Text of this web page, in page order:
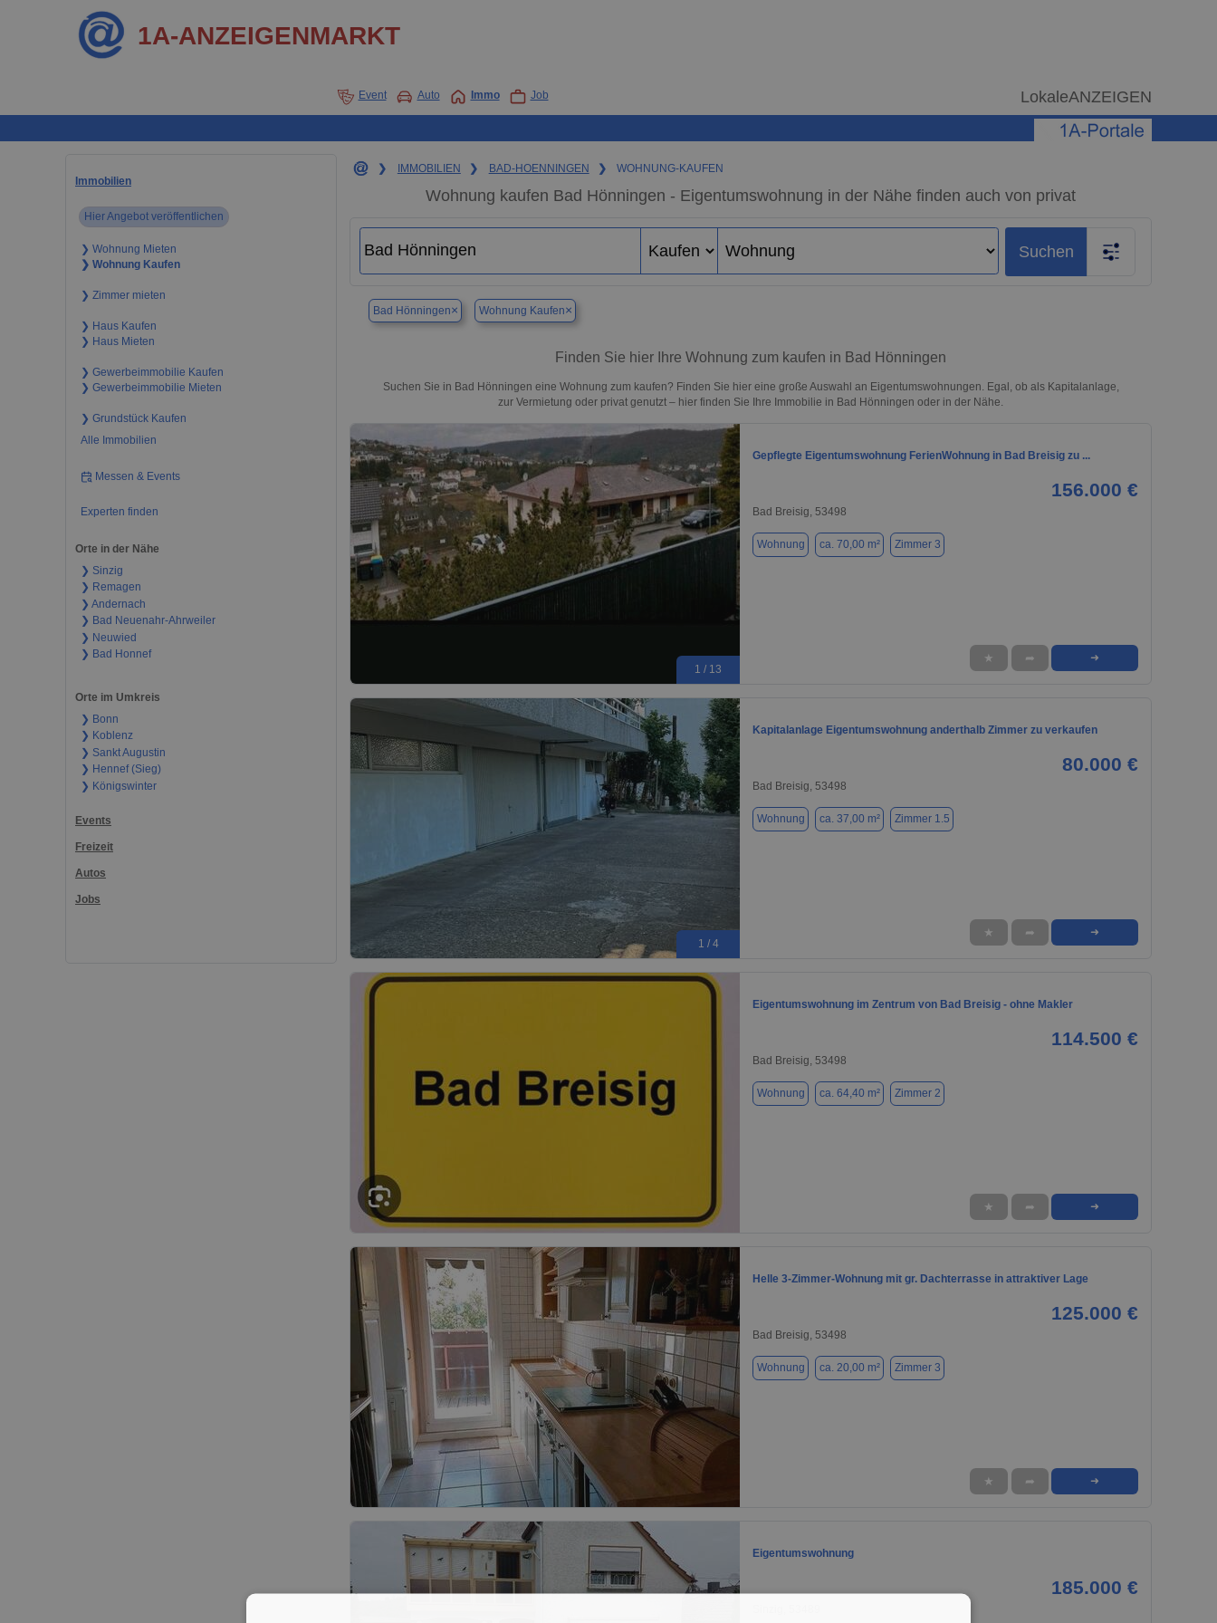
1A-ANZEIGENMARKT
Event Auto Immo Job LokaleANZEIGEN
Immobilien
Hier Angebot veröffentlichen
❯ Wohnung Mieten
❯ Wohnung Kaufen
❯ Zimmer mieten
❯ Haus Kaufen
❯ Haus Mieten
❯ Gewerbeimmobilie Kaufen
❯ Gewerbeimmobilie Mieten
❯ Grundstück Kaufen
Alle Immobilien
Messen & Events
Experten finden
Orte in der Nähe
❯ Sinzig
❯ Remagen
❯ Andernach
❯ Bad Neuenahr-Ahrweiler
❯ Neuwied
❯ Bad Honnef
Orte im Umkreis
❯ Bonn
❯ Koblenz
❯ Sankt Augustin
❯ Hennef (Sieg)
❯ Königswinter
Events
Freizeit
Autos
Jobs
❯ IMMOBILIEN ❯ BAD-HOENNINGEN ❯ WOHNUNG-KAUFEN
Wohnung kaufen Bad Hönningen - Eigentumswohnung in der Nähe finden auch von privat
Suchen
Bad Hönningen× Wohnung Kaufen×
Finden Sie hier Ihre Wohnung zum kaufen in Bad Hönningen
Suchen Sie in Bad Hönningen eine Wohnung zum kaufen? Finden Sie hier eine große Auswahl an Eigentumswohnungen. Egal, ob als Kapitalanlage,
zur Vermietung oder privat genutzt – hier finden Sie Ihre Immobilie in Bad Hönningen oder in der Nähe.
1 / 13
Gepflegte Eigentumswohnung FerienWohnung in Bad Breisig zu ...
156.000 €
Bad Breisig, 53498
Wohnung ca. 70,00 m² Zimmer 3
★ ➦ ➜
1 / 4
Kapitalanlage Eigentumswohnung anderthalb Zimmer zu verkaufen
80.000 €
Bad Breisig, 53498
Wohnung ca. 37,00 m² Zimmer 1.5
★ ➦ ➜
1 / 10
Eigentumswohnung im Zentrum von Bad Breisig - ohne Makler
114.500 €
Bad Breisig, 53498
Wohnung ca. 64,40 m² Zimmer 2
★ ➦ ➜
1 / 14
Helle 3-Zimmer-Wohnung mit gr. Dachterrasse in attraktiver Lage
125.000 €
Bad Breisig, 53498
Wohnung ca. 20,00 m² Zimmer 3
★ ➦ ➜
Eigentumswohnung
185.000 €